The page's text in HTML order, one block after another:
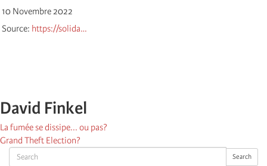
Search Search
10 Novembre 2022
Source: https://solida…
David Finkel
La fumée se dissipe... ou pas?
Grand Theft Election?